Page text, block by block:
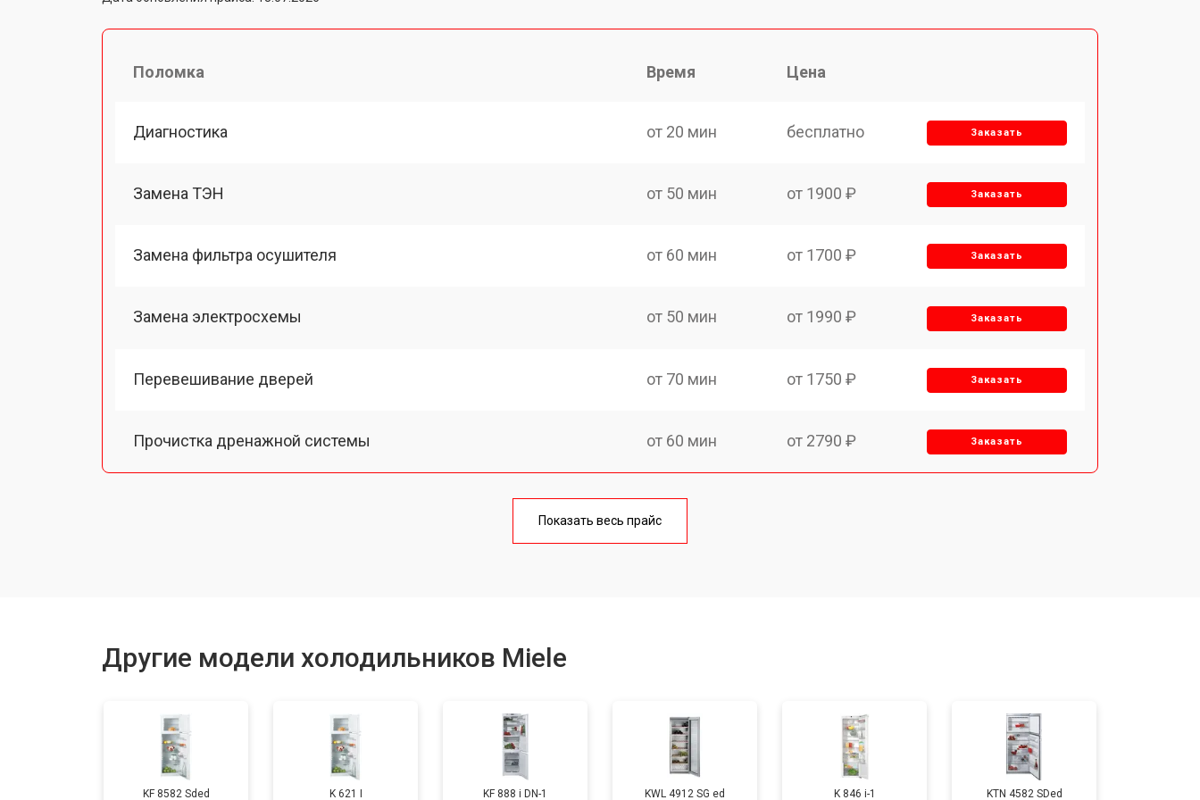
Поломка Время Цена
Диагностика от 20 мин бесплатно Заказать
Замена ТЭН от 50 мин от 1900 ₽ Заказать
Замена фильтра осушителя от 60 мин от 1700 ₽ Заказать
Замена электросхемы от 50 мин от 1990 ₽ Заказать
Перевешивание дверей от 70 мин от 1750 ₽ Заказать
Прочистка дренажной системы от 60 мин от 2790 ₽ Заказать
от 60 мин
Замена таймера от 70 мин от 1810 ₽ Заказать
Показать весь прайс
Другие модели холодильников Miele
KF 8582 Sded K 621 I KF 888 i DN-1 KWL 4912 SG ed K 846 i-1 KTN 4582 SDed